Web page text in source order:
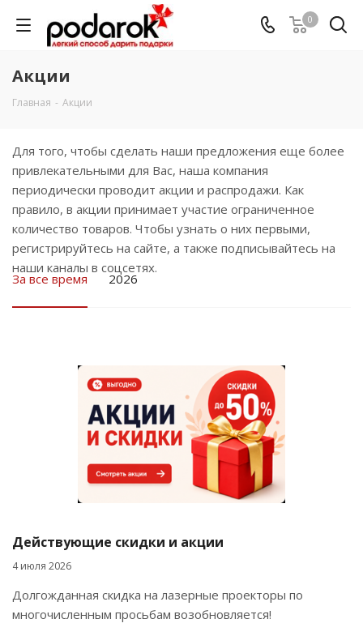
0
Акции
Главная - Акции
Для того, чтобы сделать наши предложения еще более
привлекательными для Вас, наша компания
периодически проводит акции и распродажи. Как
правило, в акции принимает участие ограниченное
количество товаров. Чтобы узнать о них первыми,
регистрируйтесь на сайте, а также подписывайтесь на
наши каналы в соцсетях.
За все время 2026
Действующие скидки и акции
4 июля 2026
Долгожданная скидка на лазерные проекторы по
многочисленным просьбам возобновляется!